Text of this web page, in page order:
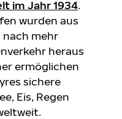
im Jahr 1934.
wurden aus
nach mehr
heraus
ermöglichen
sichere
Eis, Regen